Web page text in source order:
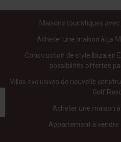
Maisons touristiques
Acheter une maison à La
Construction de style Ibiza en
possibilités offertes
Villas exclusives de nouvelle
Golf
Acheter une maison
Appartement à vendre